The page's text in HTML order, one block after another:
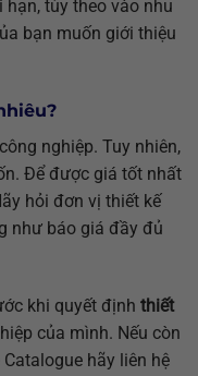
tùy theo vào nhu
bạn muốn giới thiệu
nghiệp. Tuy nhiên,
Để được giá tốt nhất
hỏi đơn vị thiết kế
như báo giá đầy đủ
khi quyết định thiết
của mình. Nếu còn
hãy liên hệ